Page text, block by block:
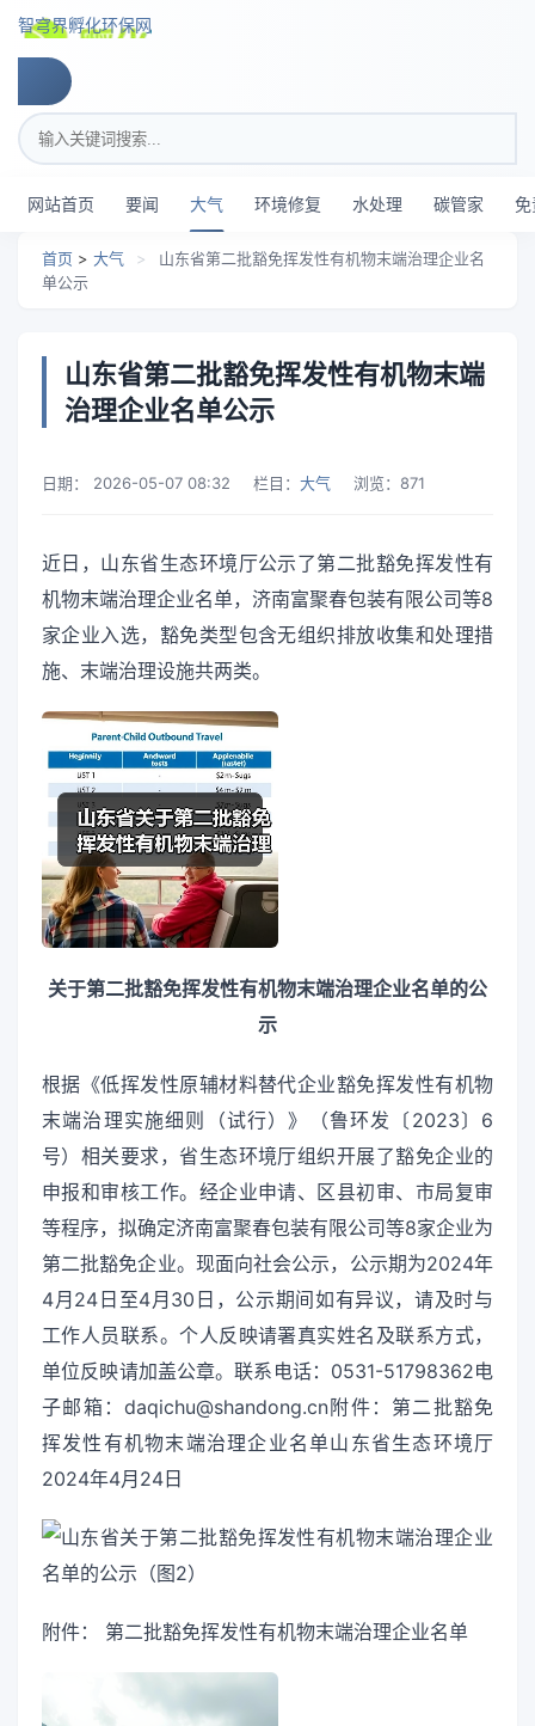
智穹界孵化环保网
搜索关键词
网站首页 要闻 大气 环境修复 水处理 碳管家 免
首页 > 大气 >
山东省第二批豁免挥发性有机物末端治理企业名
单公示
山东省第二批豁免挥发性有机物末端
治理企业名单公示
日期： 2026-05-07 08:32 栏目： 大气 浏览： 871
近日，山东省生态环境厅公示了第二批豁免挥发性有
机物末端治理企业名单，济南富聚春包装有限公司等8
家企业入选，豁免类型包含无组织排放收集和处理措
施、末端治理设施共两类。
关于第二批豁免挥发性有机物末端治理企业名单的公
示
根据《低挥发性原辅材料替代企业豁免挥发性有机物
末端治理实施细则（试行）》（鲁环发〔2023〕6
号）相关要求，省生态环境厅组织开展了豁免企业的
申报和审核工作。经企业申请、区县初审、市局复审
等程序，拟确定济南富聚春包装有限公司等8家企业为
第二批豁免企业。现面向社会公示，公示期为2024年
4月24日至4月30日，公示期间如有异议，请及时与
工作人员联系。个人反映请署真实姓名及联系方式，
单位反映请加盖公章。联系电话：0531-51798362电
子邮箱：daqichu@shandong.cn附件：第二批豁免
挥发性有机物末端治理企业名单山东省生态环境厅
2024年4月24日
附件： 第二批豁免挥发性有机物末端治理企业名单